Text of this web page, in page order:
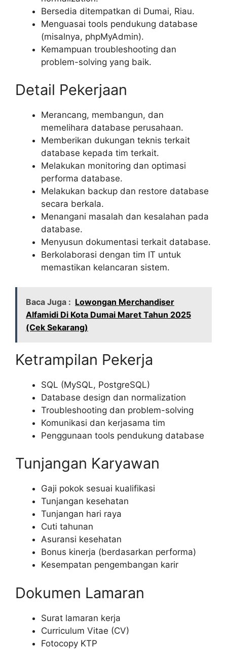
Bersedia ditempatkan di Dumai, Riau.
Menguasai tools pendukung database
(misalnya, phpMyAdmin).
Kemampuan troubleshooting dan
problem-solving yang baik.
Detail Pekerjaan
Merancang, membangun, dan
memelihara database perusahaan.
Memberikan dukungan teknis terkait
database kepada tim terkait.
Melakukan monitoring dan optimasi
performa database.
Melakukan backup dan restore database
secara berkala.
Menangani masalah dan kesalahan pada
database.
Menyusun dokumentasi terkait database.
Berkolaborasi dengan tim IT untuk
memastikan kelancaran sistem.
Baca Juga : Lowongan Merchandiser
Alfamidi Di Kota Dumai Maret Tahun 2025
(Cek Sekarang)
Ketrampilan Pekerja
SQL (MySQL, PostgreSQL)
Database design dan normalization
Troubleshooting dan problem-solving
Komunikasi dan kerjasama tim
Penggunaan tools pendukung database
Tunjangan Karyawan
Gaji pokok sesuai kualifikasi
Tunjangan kesehatan
Tunjangan hari raya
Cuti tahunan
Asuransi kesehatan
Bonus kinerja (berdasarkan performa)
Kesempatan pengembangan karir
Dokumen Lamaran
Surat lamaran kerja
Curriculum Vitae (CV)
Fotocopy KTP